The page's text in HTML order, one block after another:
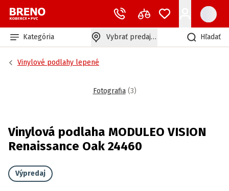
Kategória Vybrať predajňu Hľadať
Vinylové podlahy lepené
Fotografia (3)
Vinylová podlaha MODULEO VISION
Renaissance Oak 24460
Výpredaj